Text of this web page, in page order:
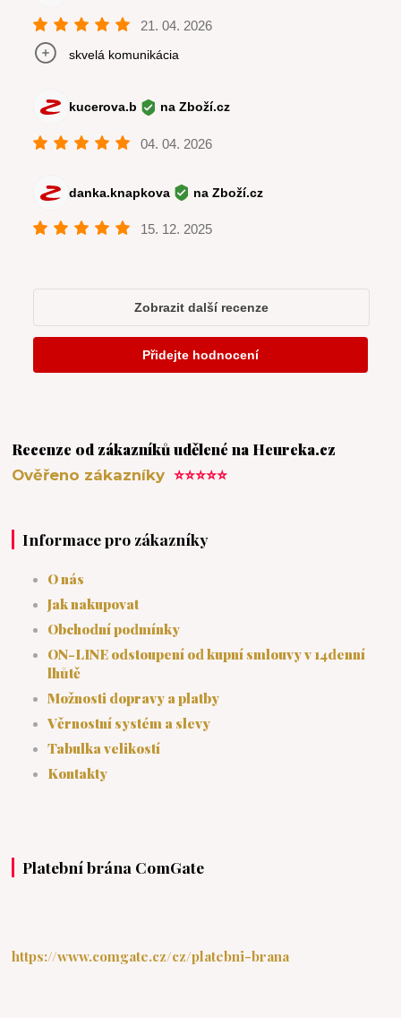
Recenze od zákazníků udělené na Heureka.cz
Ověřeno zákazníky⭐⭐⭐⭐⭐
Informace pro zákazníky
O nás
Jak nakupovat
Obchodní podmínky
ON-LINE odstoupení od kupní smlouvy v 14denní
lhůtě
Možnosti dopravy a platby
Věrnostní systém a slevy
Tabulka velikostí
Kontakty
Platební brána ComGate
https://www.comgate.cz/cz/platebni-brana